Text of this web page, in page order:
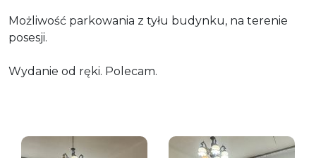
Możliwość parkowania z tyłu budynku, na terenie
posesji.
Wydanie od ręki. Polecam.